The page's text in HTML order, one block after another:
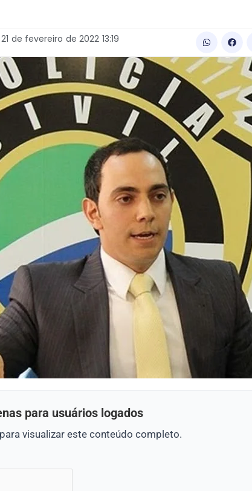
21 de fevereiro de2022 13:19
para usuários logados
visualizar este conteúdo completo.